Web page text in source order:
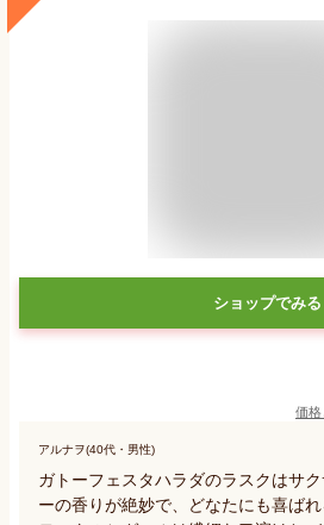
ショップでみる
価格
アルナヲ(40代・男性)
ガトーフェスタハラダのラスクはサ
ーの香りが絶妙で、どなたにも喜ば